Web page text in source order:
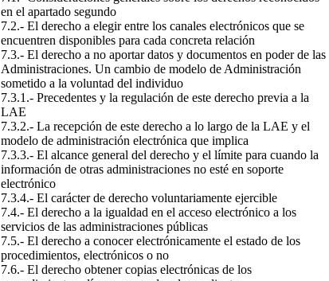
en el apartado segundo
7.2.- El derecho a elegir entre los canales electrónicos que se
encuentren disponibles para cada concreta relación
7.3.- El derecho a no aportar datos y documentos en poder de las
Administraciones. Un cambio de modelo de Administración
sometido a la voluntad del individuo
7.3.1.- Precedentes y la regulación de este derecho previa a la
LAE
7.3.2.- La recepción de este derecho a lo largo de la LAE y el
modelo de administración electrónica que implica
7.3.3.- El alcance general del derecho y el límite para cuando la
información de otras administraciones no esté en soporte
electrónico
7.3.4.- El carácter de derecho voluntariamente ejercible
7.4.- El derecho a la igualdad en el acceso electrónico a los
servicios de las administraciones públicas
7.5.- El derecho a conocer electrónicamente el estado de los
procedimientos, electrónicos o no
7.6.- El derecho obtener copias electrónicas de los